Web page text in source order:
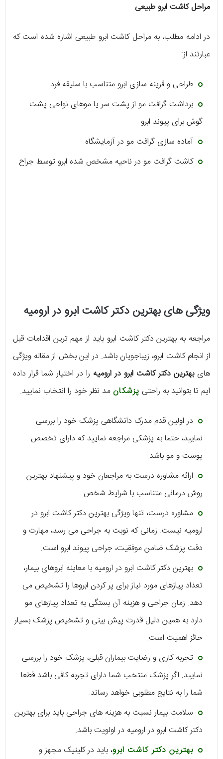
مراحل کاشت ابرو طبیعی
در ادامه مطلب، به مراحل کاشت ابرو طبیعی اشاره شده است که
عبارتند از:
طراحی و قرینه سازی ابرو متناسب با سلیقه فرد
برداشت گرافت مو از پشت سر یا موهای نواحی پشت
گوش برای پیوند ابرو
آماده سازی گرافت مو در آزمایشگاه
کاشت گرافت مو در ناحیه مشخص شده ابرو توسط جراح
ویژگی های بهترین دکتر کاشت ابرو در ارومیه
مراجعه به بهترین دکتر کاشت ابرو باید از مهم ترین اقدامات قبل
از انجام کاشت ابرو، زیباجویان باشد. در این بخش از مقاله ویژگی
هایبهترین دکتر کاشت ابرو در ارومیه را در اختیار شما قرار داده
ایم تا بتوانید به راحتی پزشکانمد نظر خود را انتخاب نمایید.
در اولین قدم مدرک دانشگاهی پزشک خود را بررسی
نمایید، حتما به پزشکی مراجعه نمایید که دارای تخصص
پوست و مو باشد.
ارائه مشاوره درست به مراجعان خود و پیشنهاد بهترین
روش درمانی متناسب با شرایط شخص
مشاوره درست، تنها ویژگی بهترین دکتر کاشت ابرو در
ارومیه نیست. زمانی که نوبت به جراحی می رسد، مهارت و
دقت پزشک ضامن موفقیت، جراحی پیوند ابرو است.
بهترین دکتر کاشت ابرو در ارومیه با معاینه ابروهای بیمار،
تعداد پیازهای مورد نیاز برای پر کردن ابروها را تشخیص می
دهد. زمان جراحی و هزینه آن بستگی به تعداد پیازهای مو
دارد به همین دلیل قدرت پیش بینی و تشخیص پزشک بسیار
حائز اهمیت است.
تجربه کاری و رضایت بیماران قبلی، پزشک خود را بررسی
نمایید. اگر پزشک منتخب شما دارای تجربه کافی باشد قطعا
شما را به نتایج مطلوبی خواهد رساند.
سلامت بیمار نسبت به هزینه های جراحی باید برای بهترین
دکتر کاشت ابرو در ارومیه در اولویت باشد.
بهترین دکتر کاشت ابرو، باید در کلینیک مجهز و